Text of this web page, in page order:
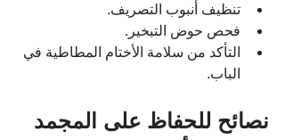
تنظيف أنبوب التصريف.
فحص حوض التبخير.
التأكد من سلامة الأختام المطاطية في
الباب.
نصائح للحفاظ على المجمد